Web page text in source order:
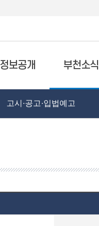
정보공개 부천소식
고시·공고·입법예고